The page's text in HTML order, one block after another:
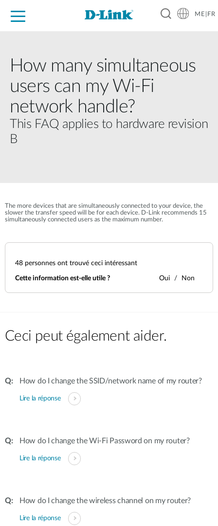
ME|FR
How many simultaneous
users can my Wi-Fi
network handle?
This FAQ applies to hardware revision
B
The more devices that are simultaneously connected to your device, the
slower the transfer speed will be for each device. D-Link recommends 15
simultaneously connected users as the maximum number.
48 personnes ont trouvé ceci intéressant
Cette information est-elle utile ? Oui Non
Ceci peut également aider.
How do I change the SSID/network name of my router?
Lire la réponse
How do I change the Wi-Fi Password on my router?
Lire la réponse
How do I change the wireless channel on my router?
Lire la réponse